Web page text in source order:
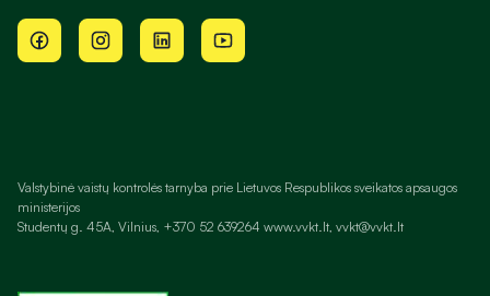
Valstybinė vaistų kontrolės tarnyba prie Lietuvos Respublikos sveikatos apsaugos
ministerijos
Studentų g. 45A, Vilnius, +370 52 639264 www.vvkt.lt, vvkt@vvkt.lt